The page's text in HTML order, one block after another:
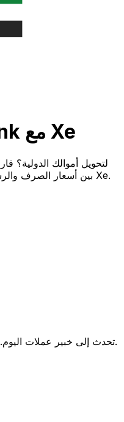
قارن Kapital Bank مع Xe
بين أسعار الصرف والرسوم لاكتشاف مدخراتك المحتملة مع Xe.
تحدث إلى خبير عملات اليوم.يمكننا التفوق على أسعار المنافسين.